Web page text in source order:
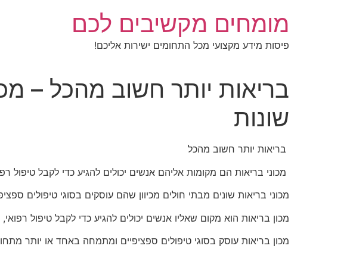
מומחים מקשיבים לכם
פיסות מידע מקצועי מכל התחומים ישירות אליכם!
בריאות יותר חשוב מהכל –
שונות
בריאות יותר חשוב מהכל
מכוני בריאות הם מקומות אליהם אנשים יכולים להגיע כדי לקבל טיפול
מכוני בריאות שונים מבתי חולים מכיוון שהם עוסקים בסוגי טיפולים
מכון בריאות הוא מקום שאליו אנשים יכולים להגיע כדי לקבל טיפול
מכון בריאות עוסק בסוגי טיפולים ספציפיים ומתמחה באחד או יותר